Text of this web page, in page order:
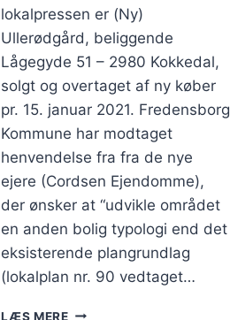
lokalpressen er (Ny)
Ullerødgård, beliggende
Lågegyde 51 – 2980 Kokkedal,
solgt og overtaget af ny køber
pr. 15. januar 2021. Fredensborg
Kommune har modtaget
henvendelse fra fra de nye
ejere (Cordsen Ejendomme),
der ønsker at “udvikle området
en anden bolig typologi end det
eksisterende plangrundlag
(lokalplan nr. 90 vedtaget…
LÆS MEREULLERØDGÅRD